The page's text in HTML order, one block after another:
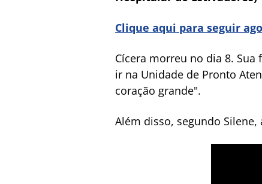
Clique aqui para seguir
Cícera morreu no dia 8.
ir na Unidade de Pronto
coração grande".
Além disso, segundo